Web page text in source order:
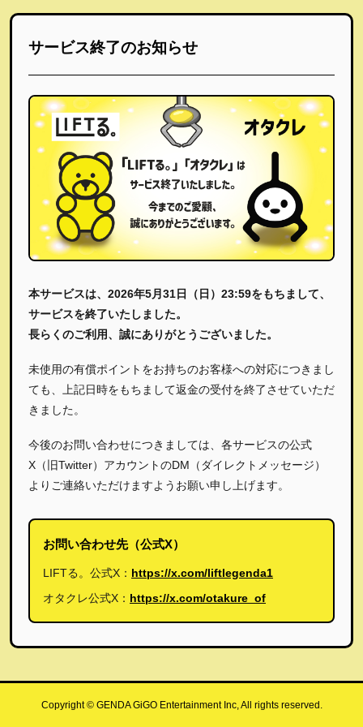
サービス終了のお知らせ
本サービスは、2026年5月31日（日）23:59をもちまして、
サービスを終了いたしました。
長らくのご利用、誠にありがとうございました。
未使用の有償ポイントをお持ちのお客様への対応につきまし
ても、上記日時をもちまして返金の受付を終了させていただ
きました。
今後のお問い合わせにつきましては、各サービスの公式
X（旧Twitter）アカウントのDM（ダイレクトメッセージ）
よりご連絡いただけますようお願い申し上げます。
お問い合わせ先（公式X）
LIFTる。公式X： https://x.com/liftlegenda1
オタクレ公式X： https://x.com/otakure_of
Copyright © GENDA GiGO Entertainment Inc, All rights reserved.